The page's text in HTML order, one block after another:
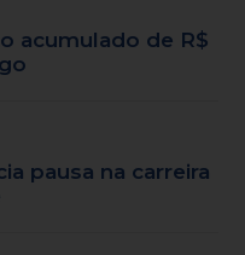
acumulado de R$
pausa na carreira